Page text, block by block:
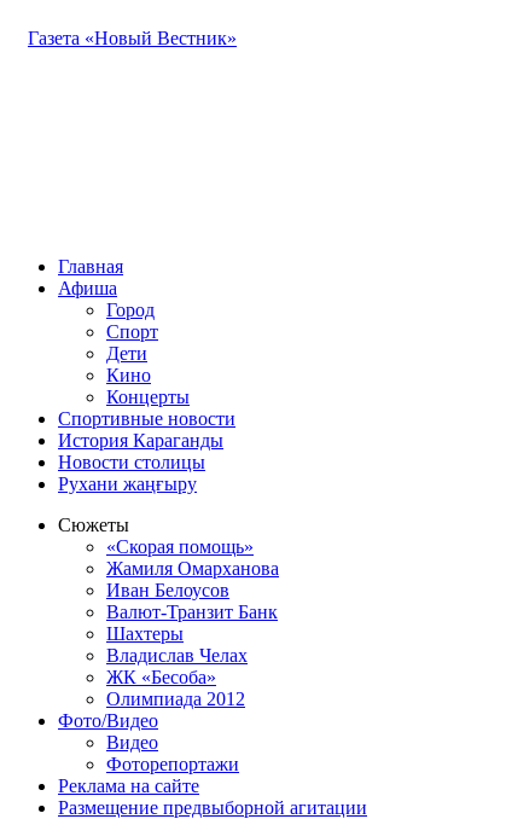
Газета «Новый Вестник»
Главная
Афиша
Город
Спорт
Дети
Кино
Концерты
Спортивные новости
История Караганды
Новости столицы
Рухани жаңғыру
Сюжеты
«Скорая помощь»
Жамиля Омарханова
Иван Белоусов
Валют-Транзит Банк
Шахтеры
Владислав Челах
ЖК «Бесоба»
Олимпиада 2012
Фото/Видео
Видео
Фоторепортажи
Реклама на сайте
Размещение предвыборной агитации